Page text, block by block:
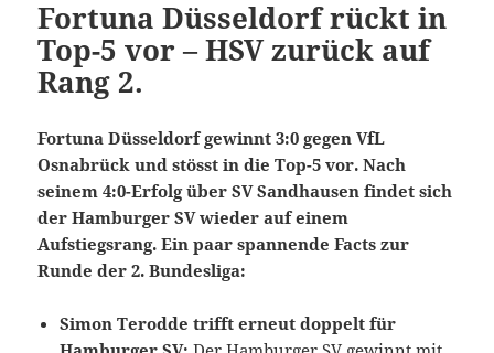
Fortuna Düsseldorf rückt in
Top-5 vor – HSV zurück auf
Rang 2.
Fortuna Düsseldorf gewinnt 3:0 gegen VfL
Osnabrück und stösst in die Top-5 vor. Nach
seinem 4:0-Erfolg über SV Sandhausen findet sich
der Hamburger SV wieder auf einem
Aufstiegsrang. Ein paar spannende Facts zur
Runde der 2. Bundesliga:
Simon Terodde trifft erneut doppelt für